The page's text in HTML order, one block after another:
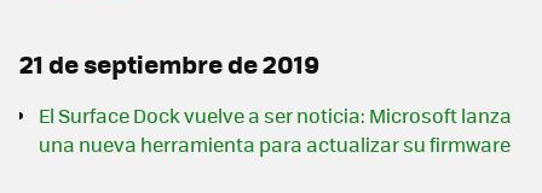
21 de septiembre de 2019
El Surface Dock vuelve a ser noticia: Microsoft lanza
una nueva herramienta para actualizar su firmware